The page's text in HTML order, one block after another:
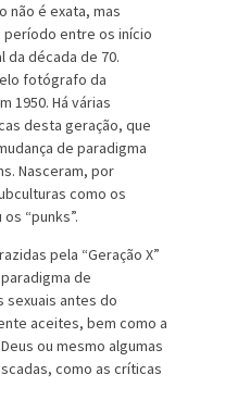
não é exata, mas
entre os início
da década de 70.
fotógrafo da
1950. Há várias
desta geração, que
de paradigma
Nasceram, por
como os
“punks”.
pela “Geração X”
de
sexuais antes do
aceites, bem como a
ou mesmo algumas
como as críticas